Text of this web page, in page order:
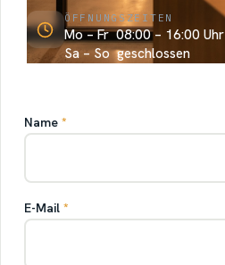
ÖFFNUNGSZEITEN
Mo – Fr 08:00 – 16:00 Uhr
Sa – So geschlossen
Name *
E-Mail *